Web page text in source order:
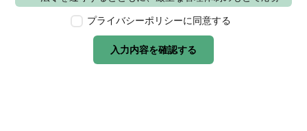
本ウェブサイトで取得する個人情報に限り適用されるも
のとします。
第2条　個人情報の定義
プライバシーポリシーに同意する
入力内容を確認する